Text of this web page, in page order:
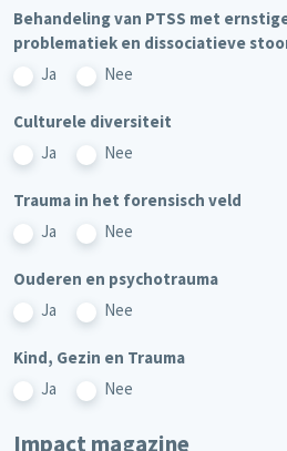
Behandeling van PTSS met
problematiek en dissociatieve
Ja
Nee
Culturele diversiteit
Ja
Nee
Trauma in het forensisch veld
Ja
Nee
Ouderen en psychotrauma
Ja
Nee
Kind, Gezin en Trauma
Ja
Nee
Impact magazine